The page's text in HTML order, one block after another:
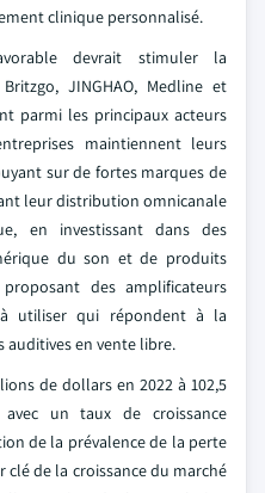
clinique personnalisé.
devrait stimuler la
JINGHAO, Medline et
parmi les principaux acteurs
maintiennent leurs
sur de fortes marques de
leur distribution omnicanale
en investissant dans des
du son et de produits
des amplificateurs
utiliser qui répondent à la
en vente libre.
de dollars en 2022 à 102,5
un taux de croissance
de la prévalence de la perte
de la croissance du marché